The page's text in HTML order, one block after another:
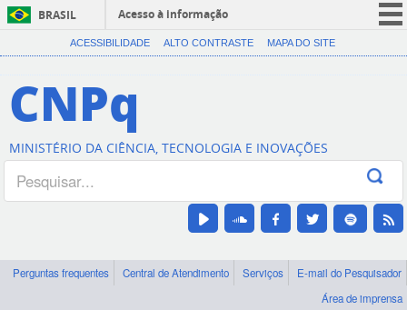
BRASIL
Acesso à informação
CORONAVÍRUS (COVID-19)
Canais
ACESSIBILIDADE ALTO CONTRASTE MAPA DO SITE
CNPq
MINISTÉRIO DA CIÊNCIA, TECNOLOGIA E INOVAÇÕES
Perguntas frequentes Central de Atendimento Serviços
E-mail do Pesquisador
Área de imprensa